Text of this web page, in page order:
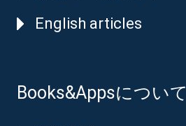
English articles
Books&Appsについて